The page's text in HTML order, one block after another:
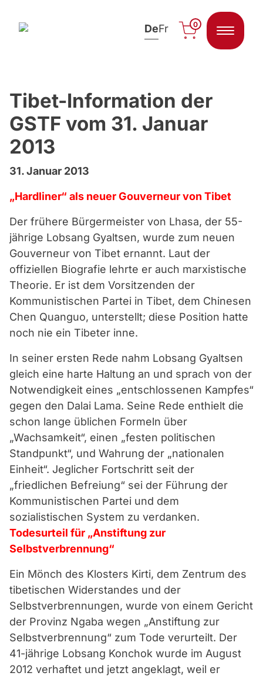
DeFr 0
Tibet-Information der
GSTF vom 31. Januar
2013
31. Januar 2013
„Hardliner“ als neuer Gouverneur von Tibet
Der frühere Bürgermeister von Lhasa, der 55-
jährige Lobsang Gyaltsen, wurde zum neuen
Gouverneur von Tibet ernannt. Laut der
offiziellen Biografie lehrte er auch marxistische
Theorie. Er ist dem Vorsitzenden der
Kommunistischen Partei in Tibet, dem Chinesen
Chen Quanguo, unterstellt; diese Position hatte
noch nie ein Tibeter inne.
In seiner ersten Rede nahm Lobsang Gyaltsen
gleich eine harte Haltung an und sprach von der
Notwendigkeit eines „entschlossenen Kampfes“
gegen den Dalai Lama. Seine Rede enthielt die
schon lange üblichen Formeln über
„Wachsamkeit“, einen „festen politischen
Standpunkt“, und Wahrung der „nationalen
Einheit“. Jeglicher Fortschritt seit der
„friedlichen Befreiung“ sei der Führung der
Kommunistischen Partei und dem
sozialistischen System zu verdanken.
Todesurteil für „Anstiftung zur
Selbstverbrennung“
Ein Mönch des Klosters Kirti, dem Zentrum des
tibetischen Widerstandes und der
Selbstverbrennungen, wurde von einem Gericht
der Provinz Ngaba wegen „Anstiftung zur
Selbstverbrennung“ zum Tode verurteilt. Der
41-jährige Lobsang Konchok wurde im August
2012 verhaftet und jetzt angeklagt, weil er